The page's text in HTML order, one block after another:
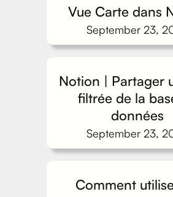
Vue Carte dans
September 23,
Notion | Partager
filtrée de la
données
September 23,
Comment